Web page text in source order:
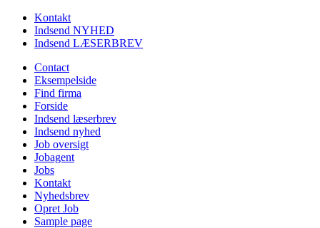
Kontakt
Indsend NYHED
Indsend LÆSERBREV
Contact
Eksempelside
Find firma
Forside
Indsend læserbrev
Indsend nyhed
Job oversigt
Jobagent
Jobs
Kontakt
Nyhedsbrev
Opret Job
Sample page